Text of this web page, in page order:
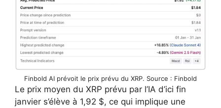
Finbold AI prévoit le prix prévu du XRP. Source : Finbold
Le prix moyen du XRP prévu par l’IA d’ici fin
janvier s’élève à 1,92 $, ce qui implique une